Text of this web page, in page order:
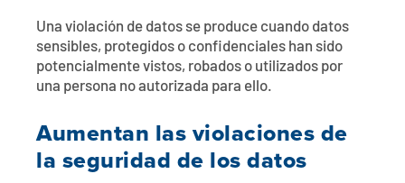
Calculadoras
Expertos a domicilio
Gestionar la cuenta de préstamo vivienda
Preguntas frecuentes
Miembro EDU
Medios de comunicación
Early Pay Day
Carreras profesionales
Afiliación
Una violación de datos se produce cuando datos
sensibles, protegidos o confidenciales han sido
potencialmente vistos, robados o utilizados por
una persona no autorizada para ello.
Aumentan las violaciones de
la seguridad de los datos